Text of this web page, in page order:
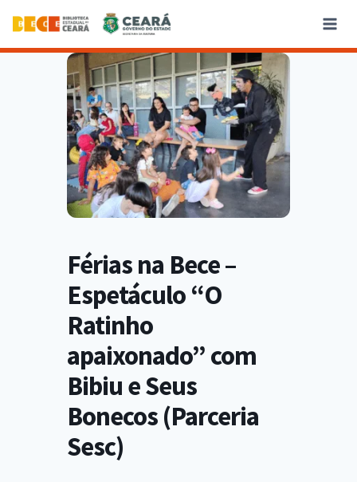
Férias na Bece –
Espetáculo “O
Ratinho
apaixonado” com
Bibiu e Seus
Bonecos (Parceria
Sesc)